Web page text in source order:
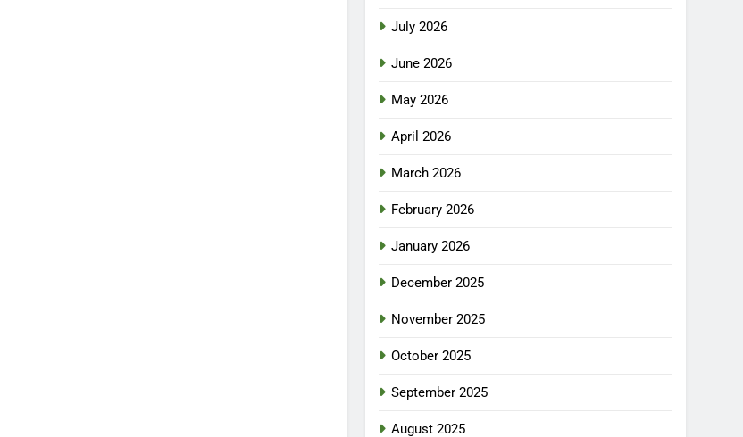
July 2026
June 2026
May 2026
April 2026
March 2026
February 2026
January 2026
December 2025
November 2025
October 2025
September 2025
August 2025